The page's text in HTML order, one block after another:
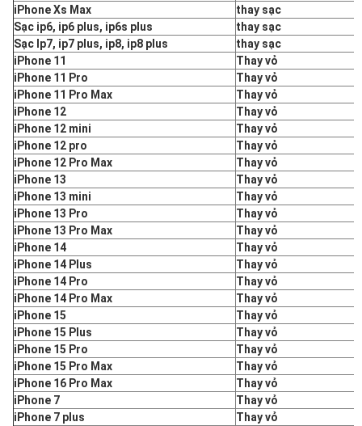
iPhone Xs Max
thay sạc
Sạc ip6, ip6 plus, ip6s plus
thay sạc
Sạc Ip7, ip7 plus, ip8, ip8 plus
thay sạc
iPhone 11
Thay vỏ
iPhone 11 Pro
Thay vỏ
iPhone 11 Pro Max
Thay vỏ
iPhone 12
Thay vỏ
iPhone 12 mini
Thay vỏ
iPhone 12 pro
Thay vỏ
iPhone 12 Pro Max
Thay vỏ
iPhone 13
Thay vỏ
iPhone 13 mini
Thay vỏ
iPhone 13 Pro
Thay vỏ
iPhone 13 Pro Max
Thay vỏ
iPhone 14
Thay vỏ
iPhone 14 Plus
Thay vỏ
iPhone 14 Pro
Thay vỏ
iPhone 14 Pro Max
Thay vỏ
iPhone 15
Thay vỏ
iPhone 15 Plus
Thay vỏ
iPhone 15 Pro
Thay vỏ
iPhone 15 Pro Max
Thay vỏ
iPhone 16 Pro Max
Thay vỏ
iPhone 7
Thay vỏ
iPhone 7 plus
Thay vỏ